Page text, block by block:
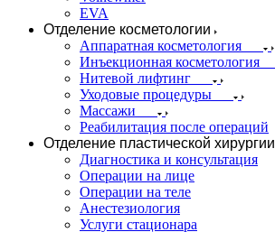
EVA
Отделение косметологии
Аппаратная косметология
Инъекционная косметология
Нитевой лифтинг
Уходовые процедуры
Массажи
Реабилитация после операций
Отделение пластической хирургии
Диагностика и консультация
Операции на лице
Операции на теле
Анестезиология
Услуги стационара